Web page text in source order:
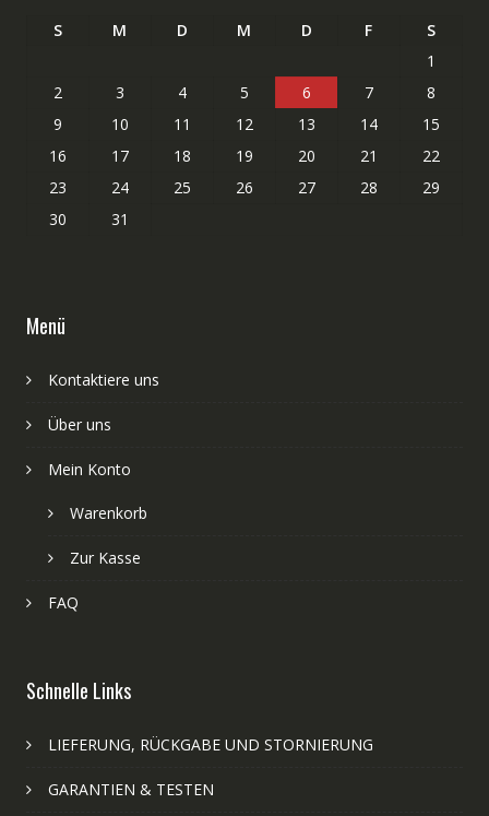
S M D M D F
S
1
2
3 4 5 6 7
8
9
10 11 12 13 14
15
16
17 18 19 20 21
22
23
24 25 26 27 28
29
30
31
Menü
Kontaktiere uns
Über uns
Mein Konto
Warenkorb
Zur Kasse
FAQ
Schnelle Links
LIEFERUNG, RÜCKGABE UND STORNIERUNG
GARANTIEN & TESTEN